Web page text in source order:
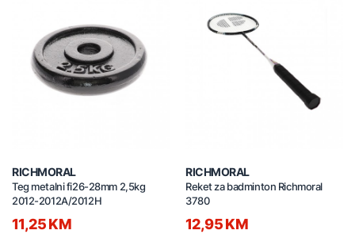
RICHMORAL
Teg metalni fi26-28mm 2,5kg
2012-2012A/2012H
11,25 KM
RICHMORAL
Reket za badminton Richmoral
3780
12,95 KM